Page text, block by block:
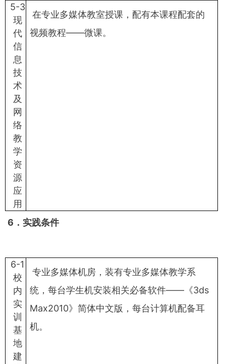
5-3
现
代
信
息
技
术
及
网
络
教
学
资
源
应
用
在专业多媒体教室授课，配有本课程配套的
视频教程——微课。
6 ．实践条件
6-1
校
内
实
训
基
地
建
专业多媒体机房，装有专业多媒体教学系
统，每台学生机安装相关必备软件——《3ds
Max2010》简体中文版，每台计算机配备耳
机。